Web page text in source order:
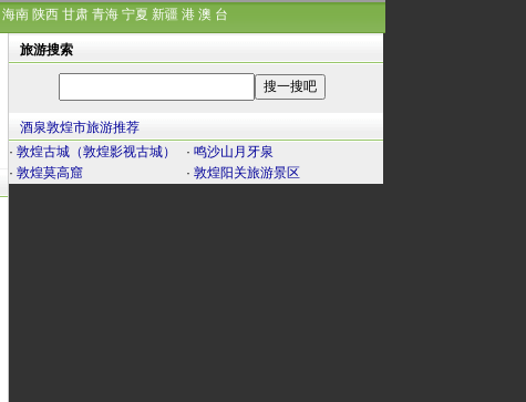
海南 陕西 甘肃 青海 宁夏 新疆 港 澳 台
旅游搜索
酒泉敦煌市旅游推荐
· 敦煌古城（敦煌影视古城） · 鸣沙山月牙泉
· 敦煌莫高窟 · 敦煌阳关旅游景区